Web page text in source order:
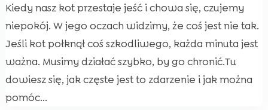
Kiedy nasz kot przestaje jeść i chowa się, czujemy
niepokój. W jego oczach widzimy, że coś jest nie tak.
Jeśli kot połknął coś szkodliwego, każda minuta jest
ważna. Musimy działać szybko, by go chronić.Tu
dowiesz się, jak częste jest to zdarzenie i jak można
pomóc...